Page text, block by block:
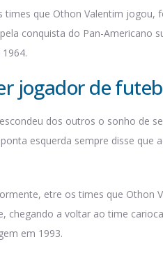
times que Othon Valentim jogou,
conquista do Pan-Americano
jogador de
dos outros o sonho de
esquerda sempre disse
etre os times que Othon
chegando a voltar ao time
em 1993.